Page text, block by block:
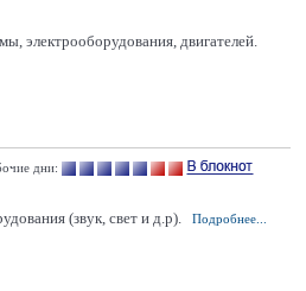
электрооборудования, двигателей.
дни:
(звук, свет и д.р). Подробнее...